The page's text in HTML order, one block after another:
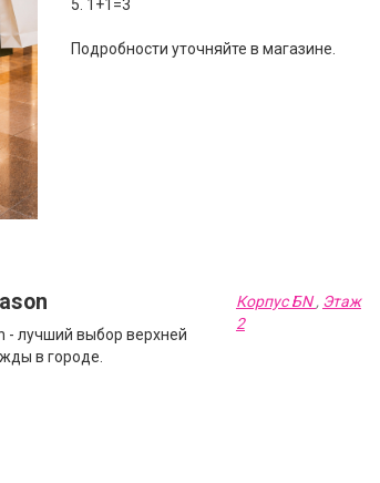
5. 1+1=3
Подробности уточняйте в магазине.
- лучший выбор верхней
в городе.
Корпус БN, Этаж
2